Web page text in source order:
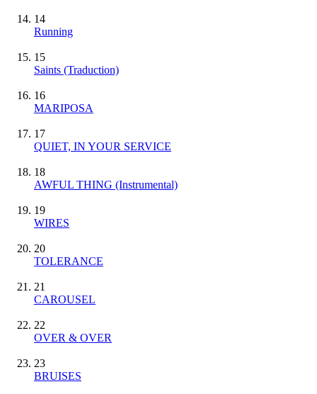
14
Running
15
Saints (Traduction)
16
MARIPOSA
17
QUIET, IN YOUR SERVICE
18
AWFUL THING (Instrumental)
19
WIRES
20
TOLERANCE
21
CAROUSEL
22
OVER & OVER
23
BRUISES